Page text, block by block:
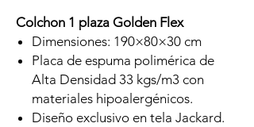
Colchon 1 plaza Golden Flex
Dimensiones: 190×80×30 cm
Placa de espuma polimérica de
Alta Densidad 33 kgs/m3 con
materiales hipoalergénicos.
Diseño exclusivo en tela Jackard.